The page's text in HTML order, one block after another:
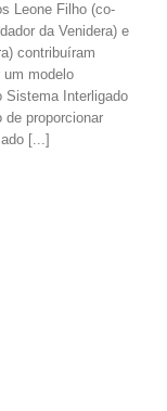
Leone Filho (co-
da Venidera) e
contribuíram
um modelo
Sistema Interligado
de proporcionar
[...]